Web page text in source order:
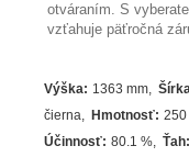
otváraním. S
vzťahuje päťročná
Výška: 1363 mm
čierna
Hmotnosť: 250
Účinnosť: 80.1% Ťah: